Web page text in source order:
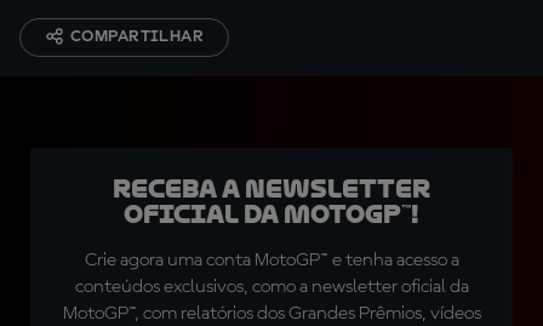
COMPARTILHAR
Receba a newsletter
oficial da MotoGP™!
Crie agora uma conta MotoGP™ e tenha acesso a
conteúdos exclusivos, como a newsletter oficial da
MotoGP™, com relatórios dos Grandes Prêmios, vídeos